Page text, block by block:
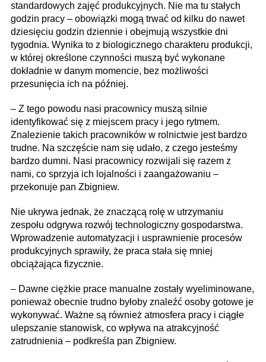
standardowych zajęć produkcyjnych. Nie ma tu stałych
godzin pracy – obowiązki mogą trwać od kilku do nawet
dziesięciu godzin dziennie i obejmują wszystkie dni
tygodnia. Wynika to z biologicznego charakteru produkcji,
w której określone czynności muszą być wykonane
dokładnie w danym momencie, bez możliwości
przesunięcia ich na później.
– Z tego powodu nasi pracownicy muszą silnie
identyfikować się z miejscem pracy i jego rytmem.
Znalezienie takich pracowników w rolnictwie jest bardzo
trudne. Na szczęście nam się udało, z czego jesteśmy
bardzo dumni. Nasi pracownicy rozwijali się razem z
nami, co sprzyja ich lojalności i zaangażowaniu –
przekonuje pan Zbigniew.
Nie ukrywa jednak, że znaczącą rolę w utrzymaniu
zespołu odgrywa rozwój technologiczny gospodarstwa.
Wprowadzenie automatyzacji i usprawnienie procesów
produkcyjnych sprawiły, że praca stała się mniej
obciążająca fizycznie.
– Dawne ciężkie prace manualne zostały wyeliminowane,
ponieważ obecnie trudno było­by znaleźć osoby gotowe je
wykonywać. Ważne są również atmosfera pracy i ciągłe
ulepszanie stanowisk, co wpływa na atrakcyjność
zatrudnienia – podkreśla pan Zbigniew.